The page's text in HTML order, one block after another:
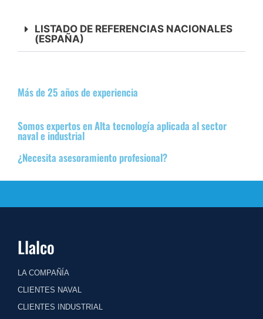
LISTADO DE REFERENCIAS NACIONALES
(ESPAÑA)
Más de 25 años de experiencia
Somos expertos en Alta tecnología aplicada al sector
naval e industrial
¿Necesita asesoramiento profesional?
Llalco
LA COMPAÑÍA
CLIENTES NAVAL
CLIENTES INDUSTRIAL